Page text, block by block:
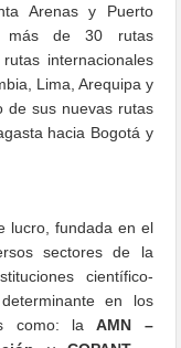
Arenas y Puerto
más de 30 rutas
internacionales
Lima, Arequipa y
de sus nuevas rutas
hacia Bogotá y
lucro, fundada en el
sectores de la
científico-
en los
como: laAMN –